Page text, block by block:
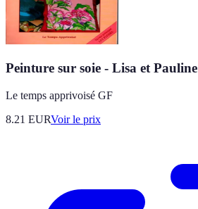
Peinture sur soie - Lisa et Pauline
Le temps apprivoisé GF
8.21 EURVoir le prix